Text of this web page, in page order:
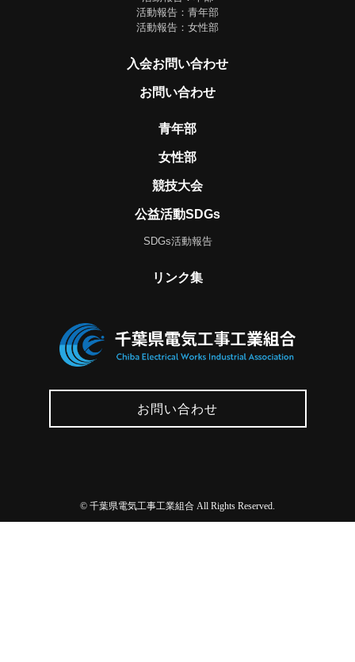
活動報告：青年部
活動報告：女性部
入会お問い合わせ
お問い合わせ
青年部
女性部
競技大会
公益活動SDGs
SDGs活動報告
リンク集
お問い合わせ
© 千葉県電気工事工業組合 All Rights Reserved.